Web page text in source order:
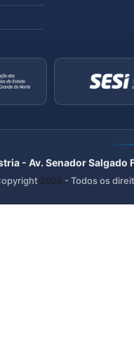
- Av. Senador
2026 - Todos os